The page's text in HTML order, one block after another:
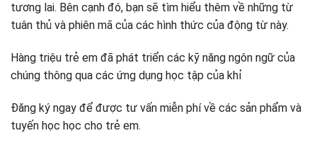
tương lai. Bên cạnh đó, bạn sẽ tìm hiểu thêm về những từ
tuân thủ và phiên mã của các hình thức của động từ này.
Hàng triệu trẻ em đã phát triển các kỹ năng ngôn ngữ của
chúng thông qua các ứng dụng học tập của khỉ
Đăng ký ngay để được tư vấn miễn phí về các sản phẩm và
tuyến học học cho trẻ em.